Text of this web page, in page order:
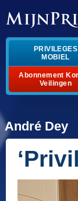
PRIVILEGES
MOBIEL
Abonnement
Veilingen
André Dey